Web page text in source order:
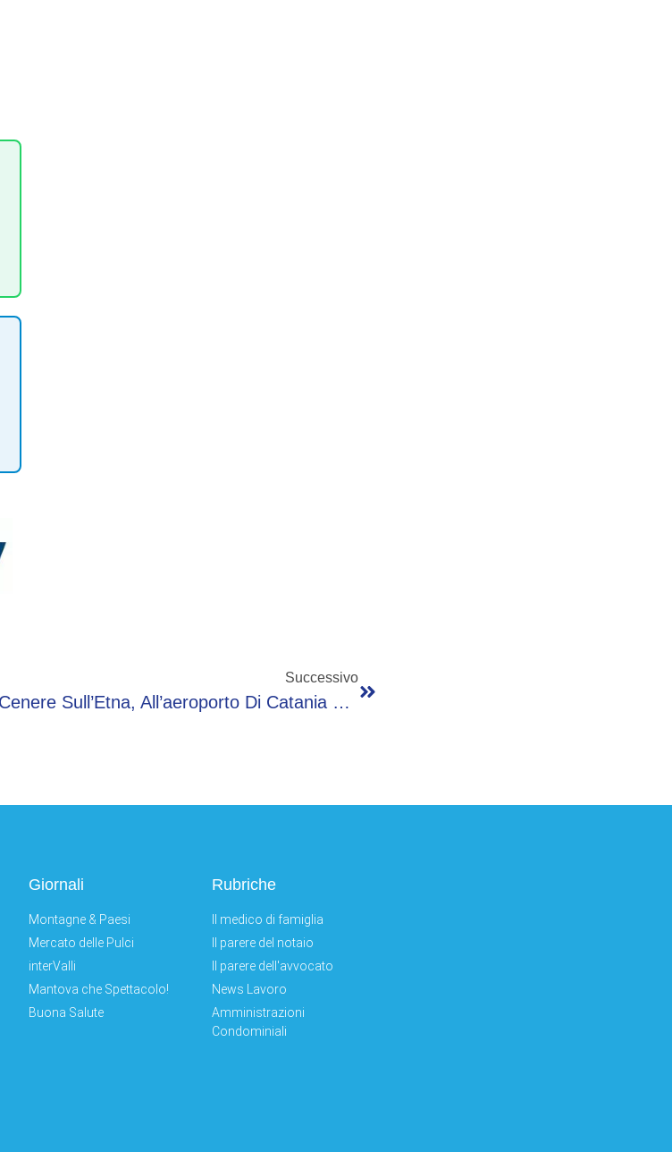
Successivo
Nube Di Cenere Sull’Etna, All’aeroporto Di Catania Sospese Le Attività Di Volo
Giornali
Montagne & Paesi
Mercato delle Pulci
interValli
Mantova che Spettacolo!
Buona Salute
Rubriche
Il medico di famiglia
Il parere del notaio
Il parere dell'avvocato
News Lavoro
Amministrazioni
Condominiali